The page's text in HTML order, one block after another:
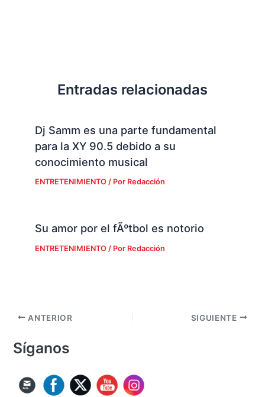
Entradas relacionadas
Dj Samm es una parte fundamental
para la XY 90.5 debido a su
conocimiento musical
ENTRETENIMIENTO/ Por Redacción
Su amor por el fÃºtbol es notorio
ENTRETENIMIENTO/ Por Redacción
ANTERIOR SIGUIENTE
Síganos